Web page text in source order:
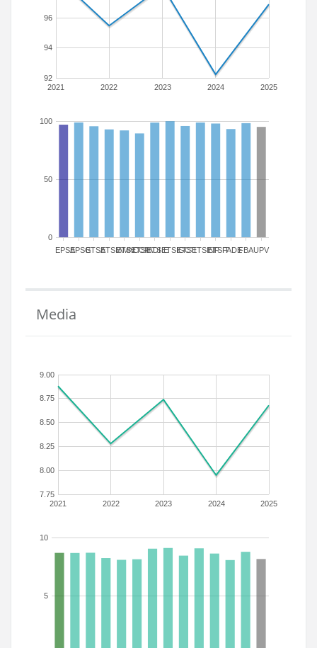
2021 2022 2023 2024 2025
92
94
96
EPSAEPSGETSAETSIAMN
ETSICCP
ETSIADI
ETSIEETSIGCT
ETSIIETSINFETSITFADEFBAUPV
0
50
100
Media
2021 2022 2023 2024 2025
7.75
8.00
8.25
8.50
8.75
9.00
5
10